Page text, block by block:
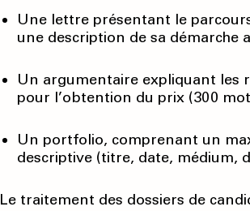
Une lettre présentant le
une description de sa démarche
Un argumentaire expliquant les
pour l’obtention du prix (300
Un portfolio, comprenant un
descriptive (titre, date, médium,
Le traitement des dossiers de